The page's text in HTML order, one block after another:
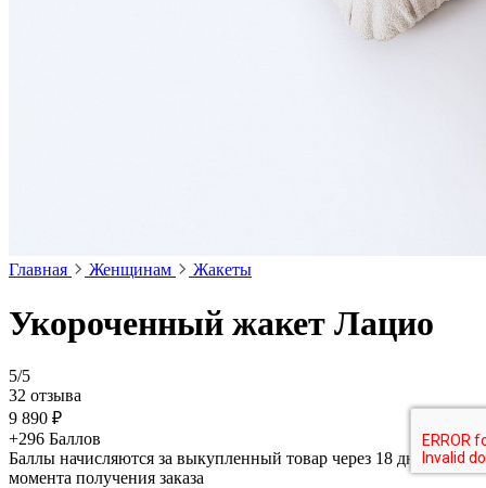
Главная Женщинам Жакеты
Укороченный жакет Лацио
5/5
32 отзыва
9 890 ₽
+296 Баллов
Баллы начисляются за выкупленный товар через 18 дней с
момента получения заказа